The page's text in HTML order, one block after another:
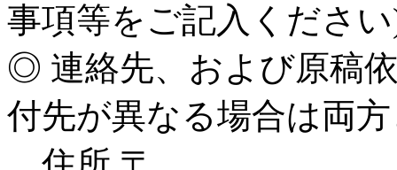
事項等をご記入くださ
◎ 連絡先、および原稿
付先が異なる場合は両